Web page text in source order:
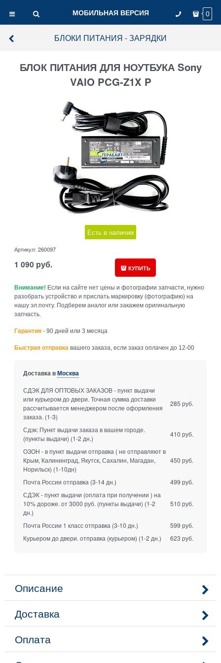
МОБИЛЬНАЯ ВЕРСИЯ 0
БЛОКИ ПИТАНИЯ - ЗАРЯДКИ
БЛОК ПИТАНИЯ ДЛЯ НОУТБУКА Sony
VAIO PCG-Z1X P
Есть в наличии
Артикул: 260097
1 090 руб. КУПИТЬ
Внимание! Если на сайте нет цены и фотографии запчасти, нужно
разобрать устройство и прислать маркировку (фотографию) на
нашу эл.почту. Подберем аналог или закажем оригинальную
запчасть.
Гарантия - 90 дней или 3 месяца
Быстрая отправка вашего заказа, если заказ оплачен до 12-00
Доставка вМосква
СДЭК ДЛЯ ОПТОВЫХ ЗАКАЗОВ - пункт выдачи
или курьером до двери. Точная сумма доставки
рассчитывается менеджером после оформления
заказа. (1-3)
285 руб.
Сдэк: Пункт выдачи заказа в вашем городе.
(пункты выдачи) (1-2 дн.)
410 руб.
ОЗОН - в пункт выдачи отправка ( не отправляют в
Крым, Калининград, Якутск, Сахалин, Магадан,
Норильск) (1-10дн)
450 руб.
Почта России отправка (3-14 дн.)
499 руб.
СДЭК - пункт выдачи (оплата при получении ) на
10% дороже. от 3000 руб. (пункты выдачи) (1-2
дн.)
510 руб.
Почта России 1 класс отправка (3-10 дн.)
599 руб.
Курьером до двери. отправка (курьером) (1-2 дн.) 623 руб.
Описание
Доставка
Оплата